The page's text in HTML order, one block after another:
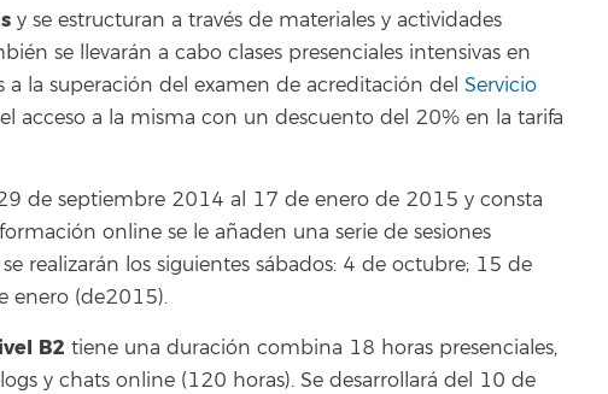
y se estructuran a través de materiales y actividades
se llevarán a cabo clases presenciales intensivas en
a la superación del examen de acreditación del Servicio
acceso a la misma con un descuento del 20% en la tarifa
de septiembre 2014 al 17 de enero de 2015 y consta
online se le añaden una serie de sesiones
realizarán los siguientes sábados: 4 de octubre; 15 de
enero (de2015).
B2 tiene una duración combina 18 horas presenciales,
y chats online (120 horas). Se desarrollará del 10 de